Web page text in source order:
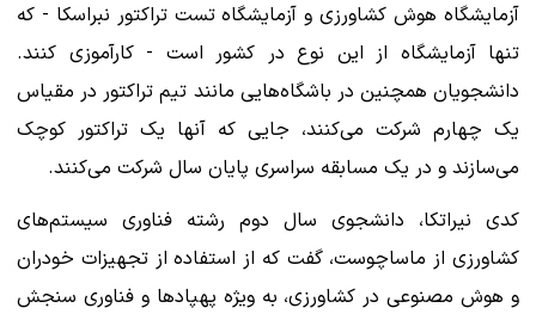
آزمایشگاه هوش کشاورزی و آزمایشگاه تست تراکتور نبراسکا - که
تنها آزمایشگاه از این نوع در کشور است - کارآموزی کنند.
دانشجویان همچنین در باشگاه‌هایی مانند تیم تراکتور در مقیاس
یک چهارم شرکت می‌کنند، جایی که آنها یک تراکتور کوچک
می‌سازند و در یک مسابقه سراسری پایان سال شرکت می‌کنند.
کدی نیراتکا، دانشجوی سال دوم رشته فناوری سیستم‌های
کشاورزی از ماساچوست، گفت که از استفاده از تجهیزات خودران
و هوش مصنوعی در کشاورزی، به ویژه پهپادها و فناوری سنجش